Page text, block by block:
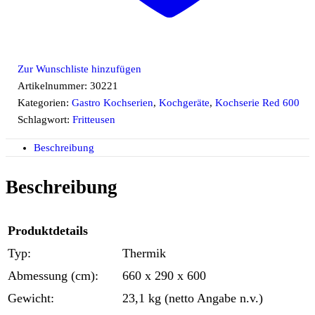
Zur Wunschliste hinzufügen
Artikelnummer:30221
Kategorien:Gastro Kochserien,Kochgeräte,Kochserie Red 600
Schlagwort:Fritteusen
Beschreibung
Beschreibung
Produktdetails
Typ:
Thermik
Abmessung (cm):
660 x 290 x 600
Gewicht:
23,1 kg (netto Angabe n.v.)